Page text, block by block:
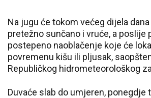
Na jugu će tokom većeg dijela
pretežno sunčano i vruće, a poslije
postepeno naoblačenje koje će
povremenu kišu ili pljusak,
Republičkog hidrometeorološkog
Duvaće slab do umjeren, ponegdje